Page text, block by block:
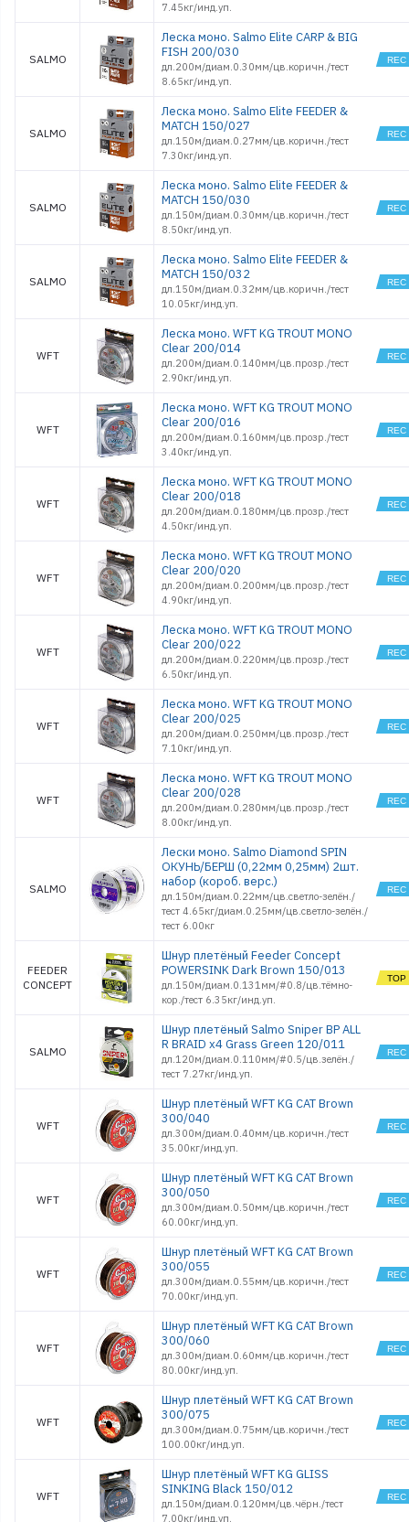
7.45кг/инд.уп.
SALMO
Леска моно. Salmo Elite CARP & BIG
FISH 200/030
дл.200м/диам.0.30мм/цв.коричн./тест
8.65кг/инд.уп.
SALMO
Леска моно. Salmo Elite FEEDER &
MATCH 150/027
дл.150м/диам.0.27мм/цв.коричн./тест
7.30кг/инд.уп.
SALMO
Леска моно. Salmo Elite FEEDER &
MATCH 150/030
дл.150м/диам.0.30мм/цв.коричн./тест
8.50кг/инд.уп.
SALMO
Леска моно. Salmo Elite FEEDER &
MATCH 150/032
дл.150м/диам.0.32мм/цв.коричн./тест
10.05кг/инд.уп.
WFT
Леска моно. WFT KG TROUT MONO
Clear 200/014
дл.200м/диам.0.140мм/цв.прозр./тест
2.90кг/инд.уп.
WFT
Леска моно. WFT KG TROUT MONO
Clear 200/016
дл.200м/диам.0.160мм/цв.прозр./тест
3.40кг/инд.уп.
WFT
Леска моно. WFT KG TROUT MONO
Clear 200/018
дл.200м/диам.0.180мм/цв.прозр./тест
4.50кг/инд.уп.
WFT
Леска моно. WFT KG TROUT MONO
Clear 200/020
дл.200м/диам.0.200мм/цв.прозр./тест
4.90кг/инд.уп.
WFT
Леска моно. WFT KG TROUT MONO
Clear 200/022
дл.200м/диам.0.220мм/цв.прозр./тест
6.50кг/инд.уп.
WFT
Леска моно. WFT KG TROUT MONO
Clear 200/025
дл.200м/диам.0.250мм/цв.прозр./тест
7.10кг/инд.уп.
WFT
Леска моно. WFT KG TROUT MONO
Clear 200/028
дл.200м/диам.0.280мм/цв.прозр./тест
8.00кг/инд.уп.
SALMO
Лески моно. Salmo Diamond SPIN
ОКУНЬ/БЕРШ (0,22мм 0,25мм) 2шт.
набор (короб. верс.)
дл.150м/диам.0.22мм/цв.светло-зелён./
тест 4.65кг/диам.0.25мм/цв.светло-зелён./
тест 6.00кг
FEEDER
CONCEPT
Шнур плетёный Feeder Concept
POWERSINK Dark Brown 150/013
дл.150м/диам.0.131мм/#0.8/цв.тёмно-
кор./тест 6.35кг/инд.уп.
SALMO
Шнур плетёный Salmo Sniper BP ALL
R BRAID х4 Grass Green 120/011
дл.120м/диам.0.110мм/#0.5/цв.зелён./
тест 7.27кг/инд.уп.
WFT
Шнур плетёный WFT KG CAT Brown
300/040
дл.300м/диам.0.40мм/цв.коричн./тест
35.00кг/инд.уп.
WFT
Шнур плетёный WFT KG CAT Brown
300/050
дл.300м/диам.0.50мм/цв.коричн./тест
60.00кг/инд.уп.
WFT
Шнур плетёный WFT KG CAT Brown
300/055
дл.300м/диам.0.55мм/цв.коричн./тест
70.00кг/инд.уп.
WFT
Шнур плетёный WFT KG CAT Brown
300/060
дл.300м/диам.0.60мм/цв.коричн./тест
80.00кг/инд.уп.
WFT
Шнур плетёный WFT KG CAT Brown
300/075
дл.300м/диам.0.75мм/цв.коричн./тест
100.00кг/инд.уп.
WFT
Шнур плетёный WFT KG GLISS
SINKING Black 150/012
дл.150м/диам.0.120мм/цв.чёрн./тест
7.00кг/инд.уп.